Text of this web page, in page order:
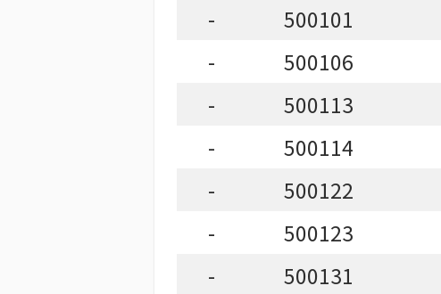
-
500101
-
500106
-
500113
-
500114
-
500122
-
500123
-
500131